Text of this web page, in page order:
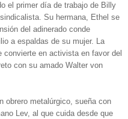
el primer día de trabajo de Billy
Su hermana, Ethel se
del adinerado conde
a espaldas de su mujer. La
convierte en activista en favor del
con su amado Walter von
obrero metalúrgico, sueña con
Lev, al que cuida desde que